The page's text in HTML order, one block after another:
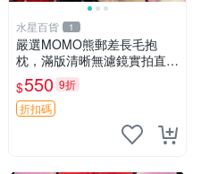
水星百貨 1
嚴選MOMO熊郵差長毛抱
枕，滿版清晰無濾鏡實拍直
銷。每周新品到貨，不容錯
過！ 郵差熊 長毛 抱枕
$550 9折
折扣碼